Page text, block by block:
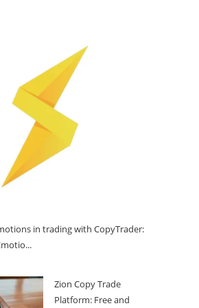
in trading with CopyTrader:
Zion Copy Trade
Platform: Free and